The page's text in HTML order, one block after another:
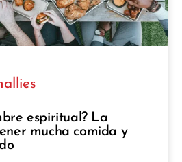
espiritual? La
mucha comida y